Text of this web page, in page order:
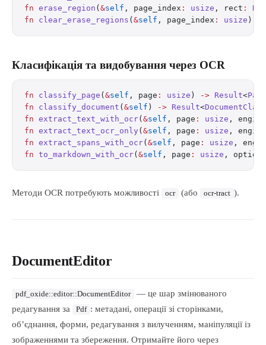
fn erase_region ( &self , page_index : usize , rect :
fn clear_erase_regions ( &self , page_index : usize )
Класифікація та видобування через OCR
fn classify_page ( &self , page : usize ) -> Result<
fn classify_document ( &self ) -> Result<
fn extract_text_with_ocr( &self , page : usize , engine
fn extract_text_ocr_only ( &self , page : usize , engine
fn extract_spans_with_ocr( &self , page : usize ,
fn to_markdown_with_ocr( &self , page : usize , options
Методи OCR потребують можливості ocr (або ocr-tract ).
DocumentEditor
pdf_oxide::editor::DocumentEditor
— це шар змінюваного
редагування за
Pdf : метадані, операції зі сторінками,
об’єднання, форми, редагування з вилученням, маніпуляції із
зображеннями та збереження. Отримайте його через